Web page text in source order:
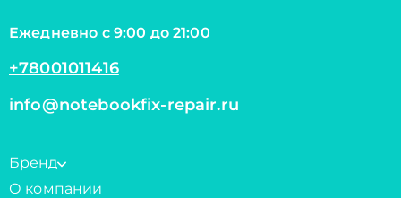
Ежедневно с 9:00 до 21:00
+78001011416
info@notebookfix-repair.ru
Бренд
О компании